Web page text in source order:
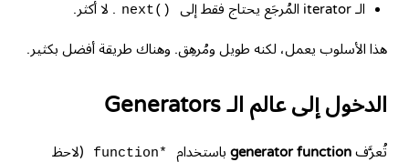
الـ iterator المُرجَع يحتاج فقط إلى
next() . لا أكثر.
هذا الأسلوب يعمل، لكنه طويل ومُرهِق. وهناك طريقة أفضل بكثير.
الدخول إلى عالم الـ Generators
تُعرَّف generator function باستخدام function*
(لاحظ